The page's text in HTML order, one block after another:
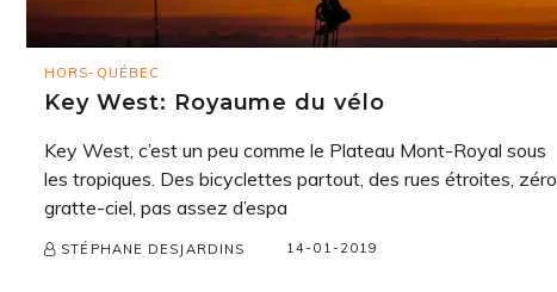
HORS-QUÉBEC
Key West: Royaume du vélo
Key West, c’est un peu comme le Plateau Mont-Royal sous
les tropiques. Des bicyclettes partout, des rues étroites, zéro
gratte-ciel, pas assez d’espa
STÉPHANE DESJARDINS 14-01-2019